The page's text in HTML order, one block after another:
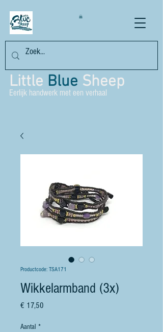
Little Blue Sheep
Eerlijk handwerk met een verhaal
Productcode: TSA171
Wikkelarmband (3x)
€ 17,50
Aantal *